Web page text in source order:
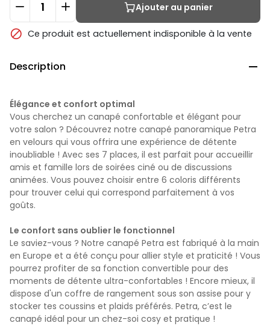
Ajouter au panier
 Ce produit est actuellement indisponible à la vente
Description 
Élégance et confort optimal
Vous cherchez un canapé confortable et élégant pour
votre salon ? Découvrez notre canapé panoramique Petra
en velours qui vous offrira une expérience de détente
inoubliable ! Avec ses 7 places, il est parfait pour accueillir
amis et famille lors de soirées ciné ou de discussions
animées. Vous pouvez choisir entre 6 coloris différents
pour trouver celui qui correspond parfaitement à vos
goûts.
Le confort sans oublier le fonctionnel
Le saviez-vous ? Notre canapé Petra est fabriqué à la main
en Europe et a été conçu pour allier style et praticité ! Vous
pourrez profiter de sa fonction convertible pour des
moments de détente ultra-confortables ! Encore mieux, il
dispose d'un coffre de rangement sous son assise pour y
stocker tes coussins et plaids préférés. Petra, c’est le
canapé idéal pour un chez-soi cosy et pratique !